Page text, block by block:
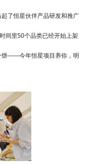
了恒星伙伴产品研发和推广
间里50个品类已经开始上架
饼——今年恒星项目养你，明